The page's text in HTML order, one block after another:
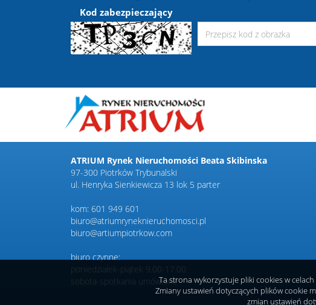
Kod zabezpieczający
ATRIUM Rynek Nieruchomości Beata Skibinska
97-300 Piotrków Trybunalski
ul. Henryka Sienkiewicza 13 lok 5 parter
kom: 601 949 601
biuro@atriumryneknieruchomosci.pl
biuro@artiumpiotrkow.com
biuro czynne:
poniedziałek-piątek 9.00-17.00
sobota-spotkania umówioneTa strona wykorzystuje pliki cookies w
Zmiany ustawień dotyczących plików cookie
zmian ustawień